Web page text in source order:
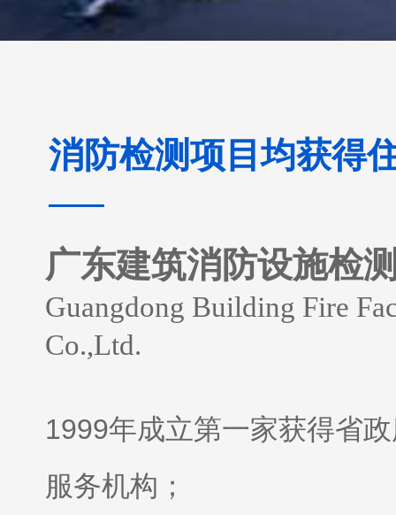
消防检测项目均获得
广东建筑消防设施检
Guangdong Building Fire
Co.,Ltd.
1999年成立第一家获得省
服务机构；